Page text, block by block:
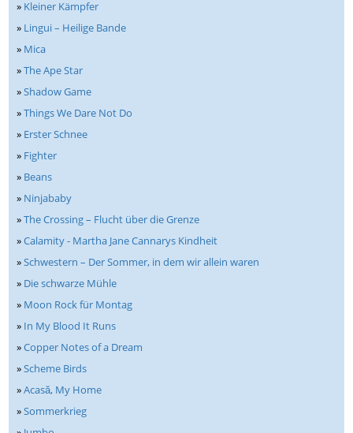
» Kleiner Kämpfer
» Lingui – Heilige Bande
» Mica
»The Ape Star
»Shadow Game
»Things We Dare Not Do
» Erster Schnee
» Fighter
» Beans
» Ninjababy
»The Crossing – Flucht über die Grenze
»Calamity - Martha Jane Cannarys Kindheit
»Schwestern – Der Sommer, in dem wir allein waren
» Die schwarze Mühle
» Moon Rock für Montag
» In My Blood It Runs
»Copper Notes of a Dream
»Scheme Birds
»Acasă, My Home
»Sommerkrieg